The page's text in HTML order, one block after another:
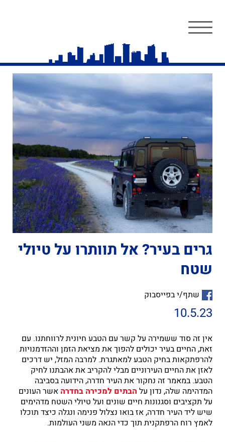
גרים בעיר? אל תוותרו על טיולי
שטח
שתף/י בפייסבוק
10.5.23
אין זה סוד ששמירה על קשר עם הטבע חיונית לרווחתנו. עם
זאת, החיים בעיר יכולים להפוך את מציאת הזמן וההזדמנויות
להרפתקאות בחיק הטבע למאתגרת. למרבה המזל, יש דרכים
לאזן את החיים העירוניים מבלי להקריב את אהבתנו לחיק
הטבע. במאמר זה נחקור את העיר חדרה, הידועה בסביבה
המדהימה שלה, נדון על הבתים למכירה בחדרה אשר העונים
על תקציבים וסגנונות חיים שונים ועל טיולי השטח מדהימים
שיש ליד העיר חדרה, אז בואו נצלול פנימה ונגלה כיצד תוכלו
לאמץ רוח הרפתקנית תוך כדי הנאה משני העולמות.